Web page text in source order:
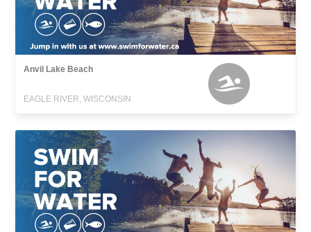
Anvil Lake Beach
EAGLE RIVER, WISCONSIN